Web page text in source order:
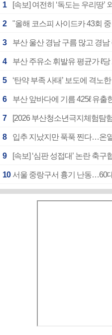
1
2 "올해 코스피 사이드카 43회
3
4 부산 주유소 휘발유 평균가 ℓ
5
6 부산 앞바다에 기름 425ℓ 유출
7
8 입추 지났지만 푹푹 찐다…온
9
10 서울 중랑구서 흉기 난동…60